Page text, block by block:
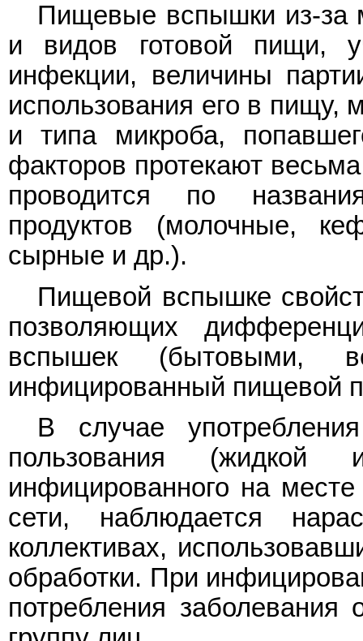
Пищевые вспышки из-за
и видов готовой пищи,
инфекции, величины
использования его в пищу,
и типа микроба,
факторов протекают
проводится по
продуктов (молочные,
сырные и др.).
Пищевой вспышке
позволяющих
вспышек (бытовыми,
инфицированный пищевой
В случае
пользования (жидкой
инфицированного на
сети, наблюдается
коллективах,
обработки. При
потребления заболевания